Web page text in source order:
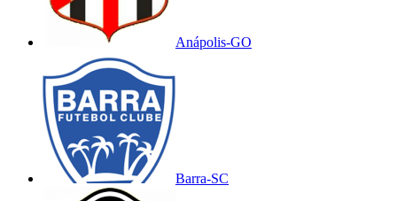
Anápolis-GO
Barra-SC